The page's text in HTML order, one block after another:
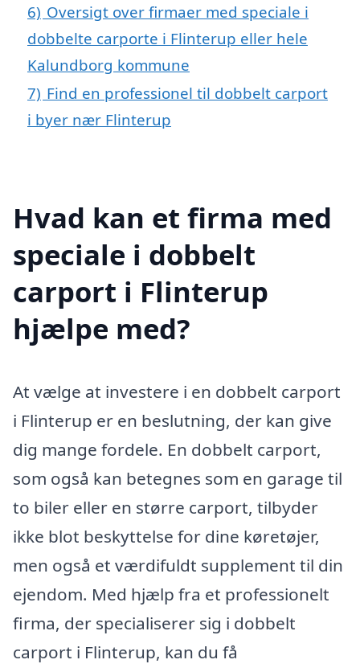
6) Oversigt over firmaer med speciale i
dobbelte carporte i Flinterup eller hele
Kalundborg kommune
7) Find en professionel til dobbelt carport
i byer nær Flinterup
Hvad kan et firma med
speciale i dobbelt
carport i Flinterup
hjælpe med?
At vælge at investere i en dobbelt carport
i Flinterup er en beslutning, der kan give
dig mange fordele. En dobbelt carport,
som også kan betegnes som en garage til
to biler eller en større carport, tilbyder
ikke blot beskyttelse for dine køretøjer,
men også et værdifuldt supplement til din
ejendom. Med hjælp fra et professionelt
firma, der specialiserer sig i dobbelt
carport i Flinterup, kan du få